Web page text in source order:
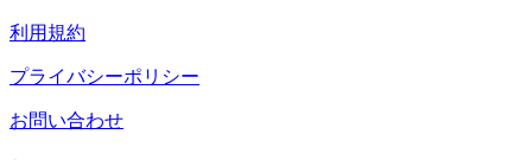
利用規約
プライバシーポリシー
お問い合わせ